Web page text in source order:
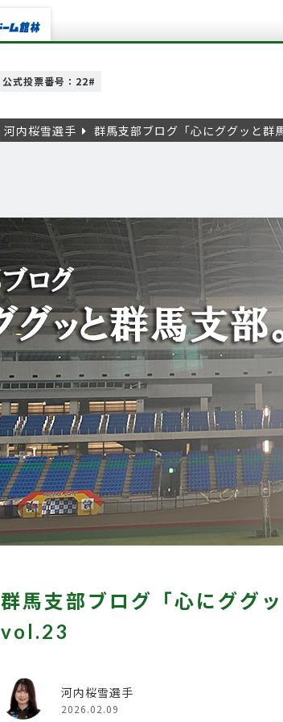
公式投票番号：22#
河内桜雪選手 群馬支部ブログ「心にググッと
群馬支部ブログ「心にググ
vol.23
河内桜雪選手
2026.02.09